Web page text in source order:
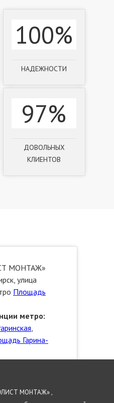
100%
НАДЕЖНОСТИ
97%
ДОВОЛЬНЫХ
КЛИЕНТОВ
МОНТАЖ»
улица
Площадь
метро:
,
Гарина-
МОНТАЖ» ,